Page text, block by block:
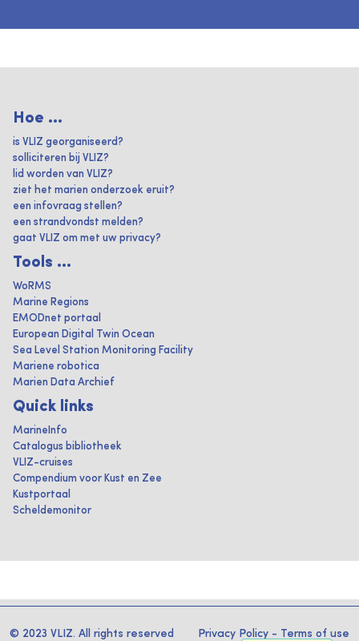
Hoe ...
is VLIZ georganiseerd?
solliciteren bij VLIZ?
lid worden van VLIZ?
ziet het marien onderzoek eruit?
een infovraag stellen?
een strandvondst melden?
gaat VLIZ om met uw privacy?
Tools ...
WoRMS
Marine Regions
EMODnet portaal
European Digital Twin Ocean
Sea Level Station Monitoring Facility
Mariene robotica
Marien Data Archief
Quick links
MarineInfo
Catalogus bibliotheek
VLIZ-cruises
Compendium voor Kust en Zee
Kustportaal
Scheldemonitor
© 2023 VLIZ. All rights reserved Privacy Policy - Terms of use